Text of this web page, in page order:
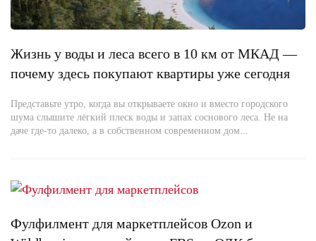
Жизнь у воды и леса всего в 10 км от МКАД —
почему здесь покупают квартиры уже сегодня
Представьте утро, когда вы открываете окно и вместо городского
шума слышите лёгкий плеск воды и запах соснового леса. Не на
даче где-то далеко, а в собственном современном дом...
Фулфилмент для маркетплейсов Ozon и